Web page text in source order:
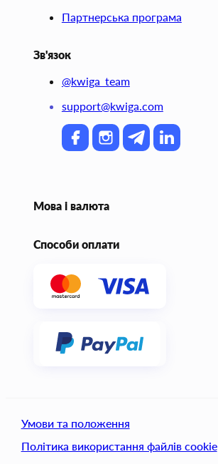
Партнерська програма
Зв'язок
@kwiga_team
support@kwiga.com
Мова і валюта
Способи оплати
Умови та положення
Політика використання файлів cookie